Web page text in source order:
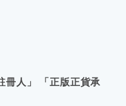
冊人」 「正版正貨承